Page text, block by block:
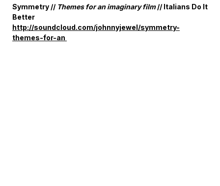
Symmetry // Themes for an imaginary film// Italians Do It
Better
http://soundcloud.com/johnnyjewel/symmetry-
themes-for-an